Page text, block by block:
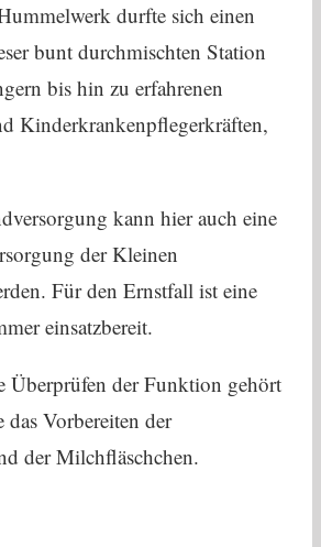
durfte sich einen
bunt durchmischten Station
bis hin zu erfahrenen
Kinderkrankenpflegerkräften,
kann hier auch eine
der Kleinen
Für den Ernstfall ist eine
einsatzbereit.
Überprüfen der Funktion gehört
das Vorbereiten der
der Milchfläschchen.